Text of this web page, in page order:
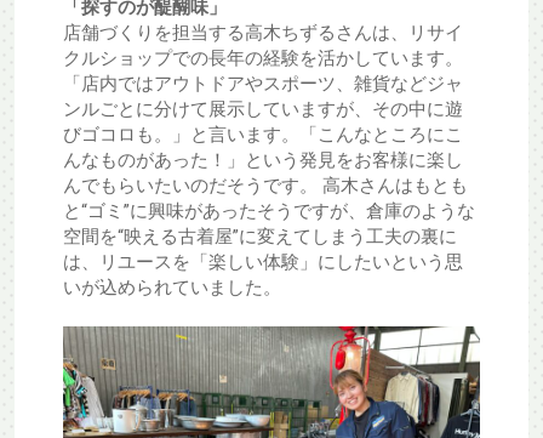
「探すのが醍醐味」
店舗づくりを担当する高木ちずるさんは、リサイ
クルショップでの長年の経験を活かしています。
「店内ではアウトドアやスポーツ、雑貨などジャ
ンルごとに分けて展示していますが、その中に遊
びゴコロも。」と言います。「こんなところにこ
んなものがあった！」という発見をお客様に楽し
んでもらいたいのだそうです。 高木さんはもとも
と“ゴミ”に興味があったそうですが、倉庫のような
空間を“映える古着屋”に変えてしまう工夫の裏に
は、リユースを「楽しい体験」にしたいという思
いが込められていました。